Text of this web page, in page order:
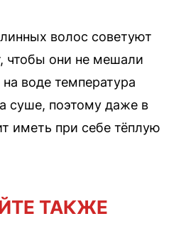
волос советуют
чтобы они не мешали
воде температура
суше, поэтому даже в
иметь при себе тёплую
ТАКЖЕ